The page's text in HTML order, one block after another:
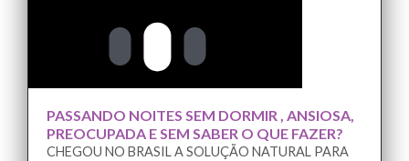
PASSANDO NOITES SEM DORMIR , ANSIOSA,
PREOCUPADA E SEM SABER O QUE FAZER?
CHEGOU NO BRASIL A SOLUÇÃO NATURAL PARA